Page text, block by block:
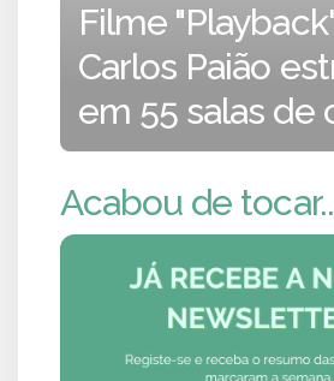
Filme
Carlos Paião
em 55 salas de
Acabou de